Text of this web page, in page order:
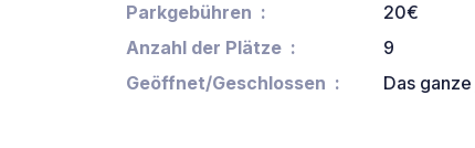
Parkgebühren
20€
Anzahl der Plätze
9
Geöffnet/Geschlossen
Das